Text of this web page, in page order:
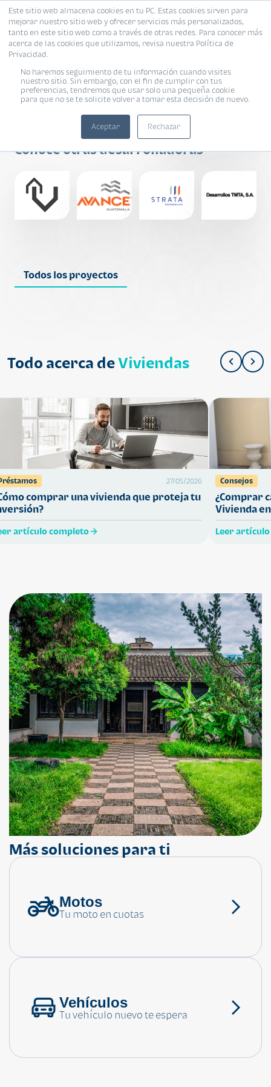
Este sitio web almacena cookies en tu PC. Estas cookies sirven para
mejorar nuestro sitio web y ofrecer servicios más personalizados,
tanto en este sitio web como a través de otras redes. Para conocer más
acerca de las cookies que utilizamos, revisa nuestra Política de
Privacidad.
No haremos seguimiento de tu información cuando visites
nuestro sitio. Sin embargo, con el fin de cumplir con tus
preferencias, tendremos que usar solo una pequeña cookie
para que no se te solicite volver a tomar esta decisión de nuevo.
Aceptar Rechazar
PRO URBANO
Conoce otras desarrolladoras
Todos los proyectos
Todo acerca deViviendas
27/05/2026
comprar una vivienda que proteja tu
artículo completo
Consejos
¿Comprar
Vivienda
Leer
¿Necesitas ayuda?
Más soluciones para ti
Motos
Tu moto en cuotas
Vehículos
Tu vehículo nuevo te espera